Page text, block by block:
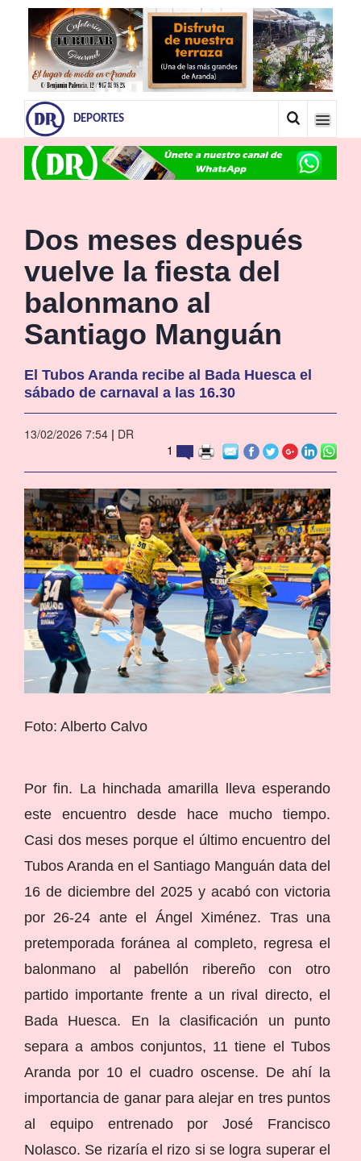
DEPORTES
Dos meses después
vuelve la fiesta del
balonmano al
Santiago Manguán
El Tubos Aranda recibe al Bada Huesca el
sábado de carnaval a las 16.30
13/02/2026 7:54 | DR
1
Foto: Alberto Calvo
Por fin. La hinchada amarilla lleva esperando
este encuentro desde hace mucho tiempo.
Casi dos meses porque el último encuentro del
Tubos Aranda en el Santiago Manguán data del
16 de diciembre del 2025 y acabó con victoria
por 26-24 ante el Ángel Ximénez. Tras una
pretemporada foránea al completo, regresa el
balonmano al pabellón ribereño con otro
partido importante frente a un rival directo, el
Bada Huesca. En la clasificación un punto
separa a ambos conjuntos, 11 tiene el Tubos
Aranda por 10 el cuadro oscense. De ahí la
importancia de ganar para alejar en tres puntos
al equipo entrenado por José Francisco
Nolasco. Se rizaría el rizo si se logra superar el